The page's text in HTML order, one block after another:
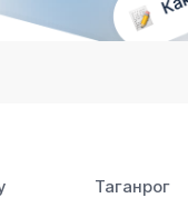
Таганрог